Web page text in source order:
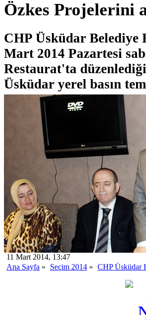
Özkes Projelerini
CHP Üsküdar Belediye
Mart 2014 Pazartesi
Restaurat'ta düzenlediği
Üsküdar yerel basın
11 Mart 2014, 13:47
Ana Sayfa » Seçim 2014 » CHP Üsküdar